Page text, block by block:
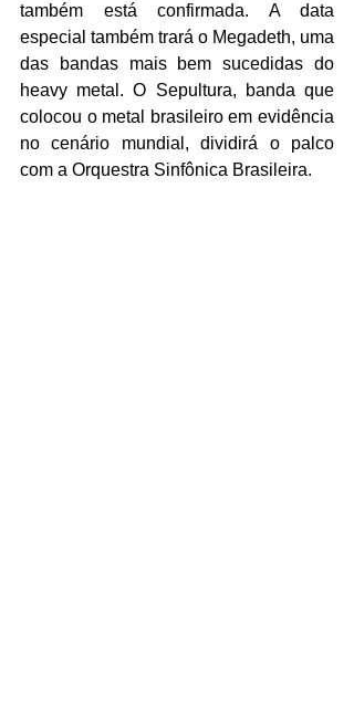
também está confirmada. A data
especial também trará o Megadeth, uma
das bandas mais bem sucedidas do
heavy metal. O Sepultura, banda que
colocou o metal brasileiro em evidência
no cenário mundial, dividirá o palco
com a Orquestra Sinfônica Brasileira.